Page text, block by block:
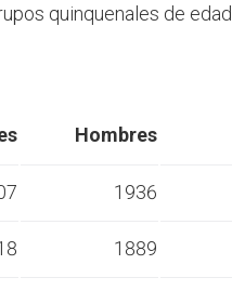
quinquenales de edad.
Hombres
1936
1889